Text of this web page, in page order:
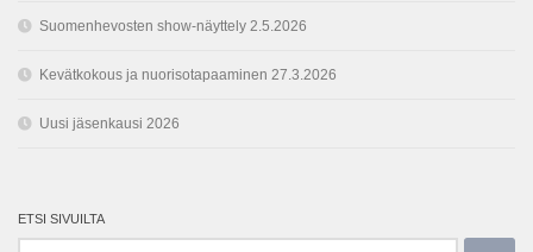
Suomenhevosten show-näyttely 2.5.2026
Kevätkokous ja nuorisotapaaminen 27.3.2026
Uusi jäsenkausi 2026
ETSI SIVUILTA